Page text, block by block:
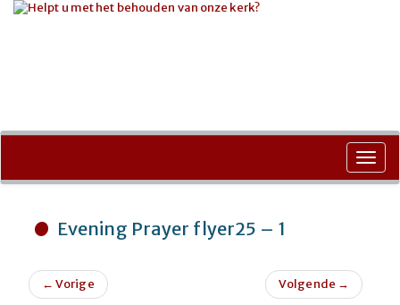
Ga
Evening Prayer flyer25 – 1
← Vorige Volgende →